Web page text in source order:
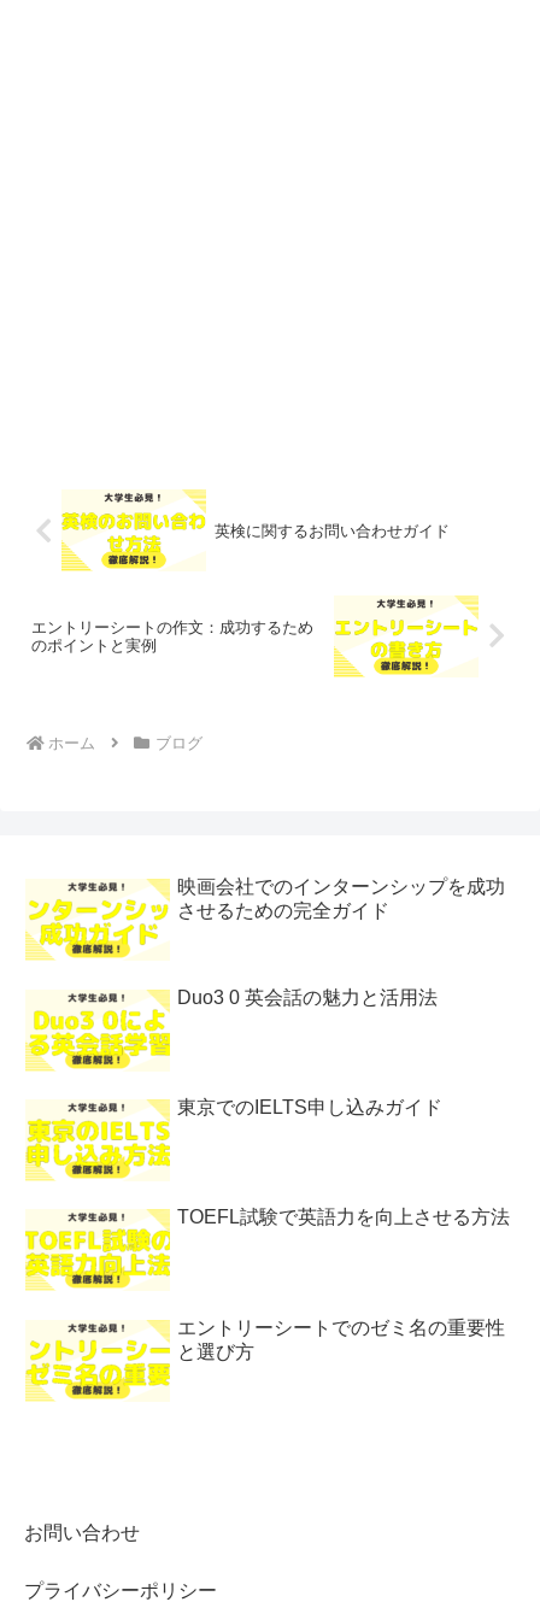
英検に関するお問い合わせガイド
エントリーシートの作文：成功するため
のポイントと実例
ホーム ブログ
映画会社でのインターンシップを成功
させるための完全ガイド
Duo3 0 英会話の魅力と活用法
東京でのIELTS申し込みガイド
TOEFL試験で英語力を向上させる方法
エントリーシートでのゼミ名の重要性
と選び方
お問い合わせ
プライバシーポリシー